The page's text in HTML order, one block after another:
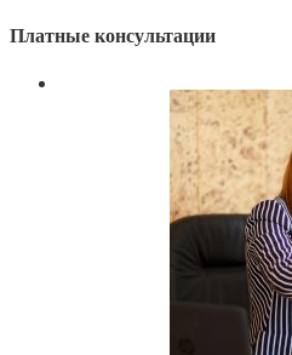
Платные консультации